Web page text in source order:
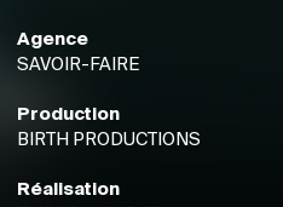
Agence
SAVOIR-FAIRE
Production
BIRTH PRODUCTIONS
Réalisation